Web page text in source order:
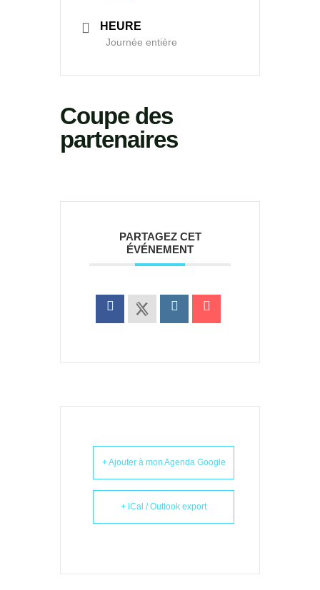
HEURE
Journée entière
Coupe des
partenaires
PARTAGEZ CET
ÉVÉNEMENT
+ Ajouter à mon Agenda Google
+ iCal / Outlook export